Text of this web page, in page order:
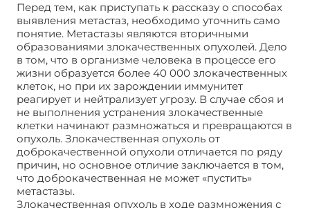
Перед тем, как приступать к рассказу о способах
выявления метастаз, необходимо уточнить само
понятие. Метастазы являются вторичными
образованиями злокачественных опухолей. Дело
в том, что в организме человека в процессе его
жизни образуется более 40 000 злокачественных
клеток, но при их зарождении иммунитет
реагирует и нейтрализует угрозу. В случае сбоя и
не выполнения устранения злокачественные
клетки начинают размножаться и превращаются в
опухоль. Злокачественная опухоль от
доброкачественной опухоли отличается по ряду
причин, но основное отличие заключается в том,
что доброкачественная не может «пустить»
метастазы.
Злокачественная опухоль в ходе размножения с